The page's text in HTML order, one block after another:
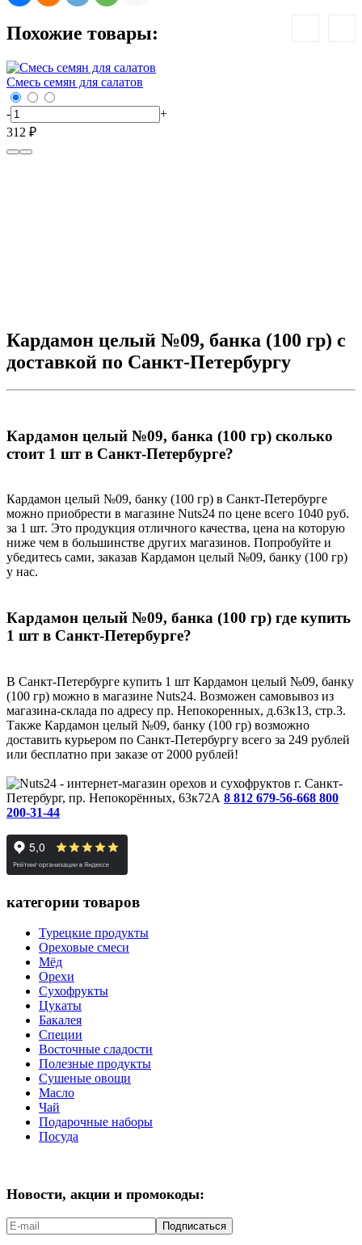
Похожие товары:
Смесь семян для салатов
-
+
312 ₽
Кардамон целый №09, банка (100 гр) с
доставкой по Санкт-Петербургу
Кардамон целый №09, банка (100 гр) сколько
стоит 1 шт в Санкт-Петербурге?
Кардамон целый №09, банку (100 гр) в Санкт-Петербурге
можно приобрести в магазине Nuts24 по цене всего 1040 руб.
за 1 шт. Это продукция отличного качества, цена на которую
ниже чем в большинстве других магазинов. Попробуйте и
убедитесь сами, заказав Кардамон целый №09, банку (100 гр)
у нас.
Кардамон целый №09, банка (100 гр) где купить
1 шт в Санкт-Петербурге?
В Санкт-Петербурге купить 1 шт Кардамон целый №09, банку
(100 гр) можно в магазине Nuts24. Возможен самовывоз из
магазина-склада по адресу пр. Непокоренных, д.63к13, стр.3.
Также Кардамон целый №09, банку (100 гр) возможно
доставить курьером по Санкт-Петербургу всего за 249 рублей
или бесплатно при заказе от 2000 рублей!
г. Санкт-
Петербург, пр. Непокорённых, 63к72А 8 812 679-56-668 800
200-31-44
категории товаров
Турецкие продукты
Ореховые смеси
Мёд
Орехи
Сухофрукты
Цукаты
Бакалея
Специи
Восточные сладости
Полезные продукты
Сушеные овощи
Масло
Чай
Подарочные наборы
Посуда
Новости, акции и промокоды:
Подписаться